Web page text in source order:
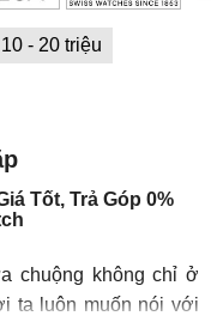
10 - 20 triệu
Tốt, Trả Góp 0%
chuộng không chỉ ở
ta luôn muốn nói với